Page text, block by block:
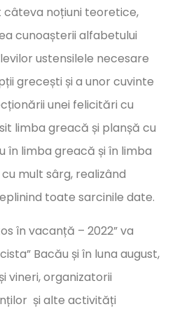
noțiuni teoretice,
cunoașterii alfabetului
ustensilele necesare
grecești și a unor cuvinte
unei felicitări cu
limba greacă și planșă cu
în limba greacă și în limba
mult sârg, realizând
toate sarcinile date.
în vacanță – 2022” va
Bacău și în luna august,
vineri, organizatorii
și alte activități